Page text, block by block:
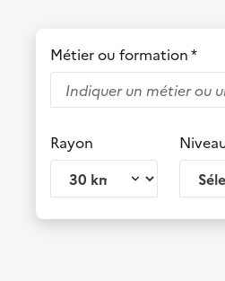
Métier ou formation *
Rayon